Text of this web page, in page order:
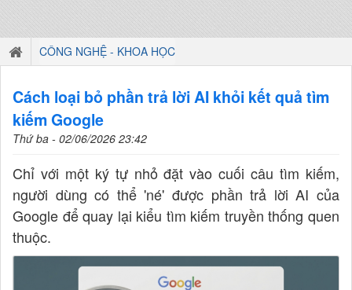
CÔNG NGHỆ - KHOA HỌC
Cách loại bỏ phần trả lời AI khỏi kết quả tìm
kiếm Google
Thứ ba - 02/06/2026 23:42
Chỉ với một ký tự nhỏ đặt vào cuối câu tìm kiếm,
người dùng có thể 'né' được phần trả lời AI của
Google để quay lại kiểu tìm kiếm truyền thống quen
thuộc.